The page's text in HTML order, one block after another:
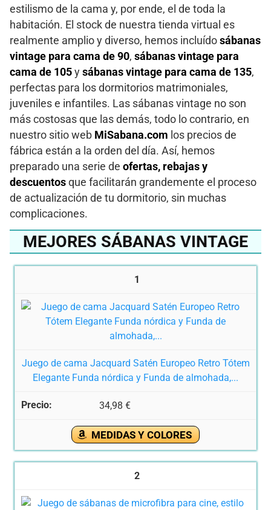
estilismo de la cama y, por ende, el de toda la
habitación. El stock de nuestra tienda virtual es
realmente amplio y diverso, hemos incluído sábanas
vintage para cama de 90, sábanas vintage para
cama de 105 y sábanas vintage para cama de 135,
perfectas para los dormitorios matrimoniales,
juveniles e infantiles. Las sábanas vintage no son
más costosas que las demás, todo lo contrario, en
nuestro sitio web MiSabana.com los precios de
fábrica están a la orden del día. Así, hemos
preparado una serie de ofertas, rebajas y
descuentos que facilitarán grandemente el proceso
de actualización de tu dormitorio, sin muchas
complicaciones.
MEJORES SÁBANAS VINTAGE
1
Juego de cama Jacquard Satén Europeo Retro Tótem
Elegante Funda nórdica y Funda de almohada,...
34,98 €
MEDIDAS Y COLORES
2